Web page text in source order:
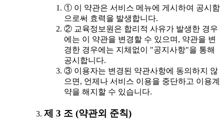
① 이 약관은 서비스 메뉴에 게시하여 공시함
으로써 효력을 발생합니다.
② 교육정보원은 합리적 사유가 발생한 경우
에는 이 약관을 변경할 수 있으며, 약관을 변
경한 경우에는 지체없이 "공지사항"을 통해
공시합니다.
③ 이용자는 변경된 약관사항에 동의하지 않
으면, 언제나 서비스 이용을 중단하고 이용계
약을 해지할 수 있습니다.
제 3 조 (약관외 준칙)